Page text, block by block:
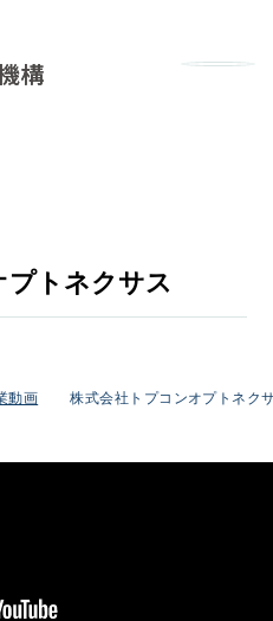
メニュ
プトネクサス
動画 株式会社トプコンオプトネク